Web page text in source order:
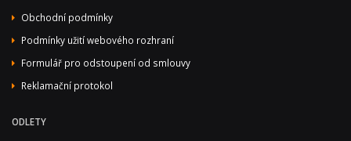
Obchodní podmínky
Podmínky užití webového rozhraní
Formulář pro odstoupení od smlouvy
Reklamační protokol
ODLETY